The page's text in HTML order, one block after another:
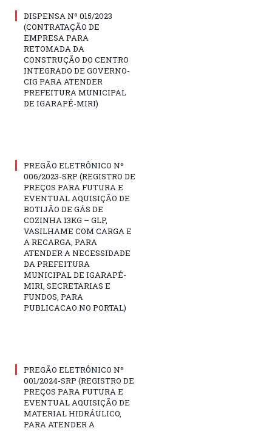
DISPENSA Nº 015/2023
(CONTRATAÇÃO DE
EMPRESA PARA
RETOMADA DA
CONSTRUÇÃO DO CENTRO
INTEGRADO DE GOVERNO-
CIG PARA ATENDER
PREFEITURA MUNICIPAL
DE IGARAPÉ-MIRI)
PREGÃO ELETRÔNICO Nº
006/2023-SRP (REGISTRO DE
PREÇOS PARA FUTURA E
EVENTUAL AQUISIÇÃO DE
BOTIJÃO DE GÁS DE
COZINHA 13KG – GLP,
VASILHAME COM CARGA E
A RECARGA, PARA
ATENDER A NECESSIDADE
DA PREFEITURA
MUNICIPAL DE IGARAPÉ-
MIRI, SECRETARIAS E
FUNDOS, PARA
PUBLICACAO NO PORTAL)
PREGÃO ELETRÔNICO Nº
001/2024-SRP (REGISTRO DE
PREÇOS PARA FUTURA E
EVENTUAL AQUISIÇÃO DE
MATERIAL HIDRÁULICO,
PARA ATENDER A